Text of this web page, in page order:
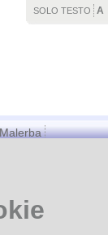
SOLO TESTO A
Malerba